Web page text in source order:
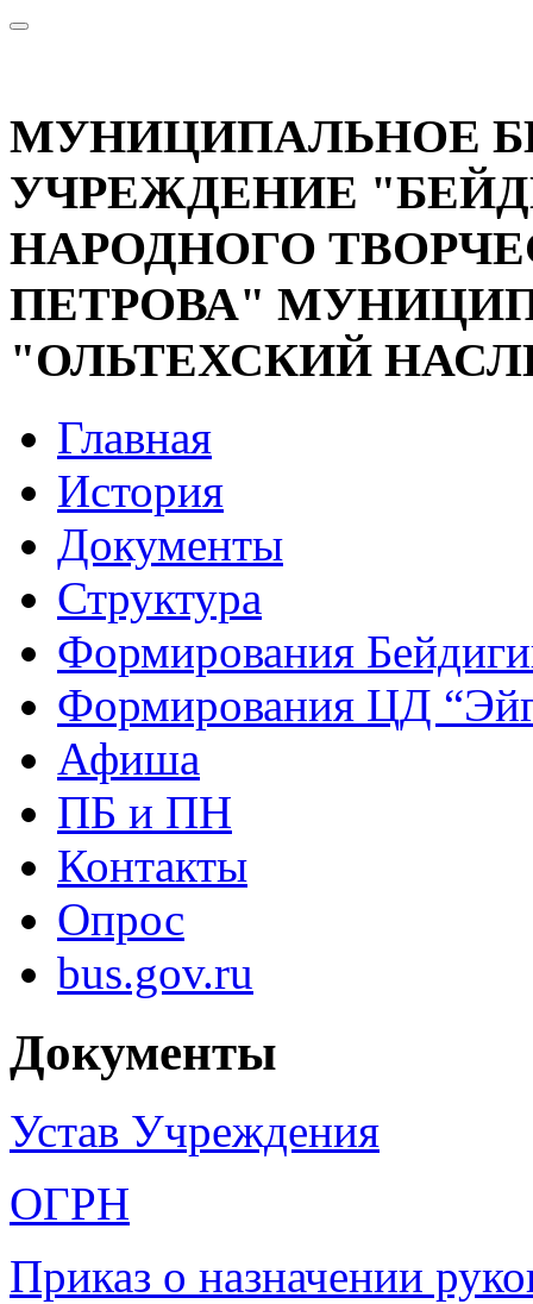
МУНИЦИПАЛЬНОЕ
УЧРЕЖДЕНИЕ
НАРОДНОГО
ПЕТРОВА"
"ОЛЬТЕХСКИЙ
Главная
История
Документы
Структура
Формирования
Формирования ЦД
Афиша
ПБ и ПН
Контакты
Опрос
bus.gov.ru
Документы
Устав Учреждения
ОГРН
Приказ о назначении